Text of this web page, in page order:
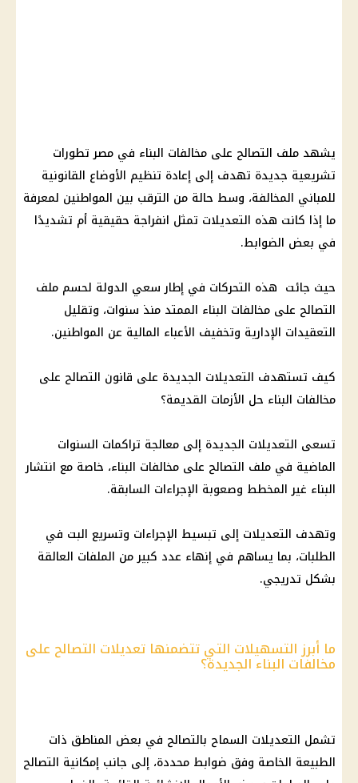
يشهد ملف التصالح على مخالفات البناء في مصر تطورات
تشريعية جديدة تهدف إلى إعادة تنظيم الأوضاع القانونية
للمباني المخالفة، وسط حالة من الترقب بين المواطنين لمعرفة
ما إذا كانت هذه التعديلات تمثل انفراجة حقيقية أم تشديدًا
في بعض الضوابط.
حيث جائت هذه التحركات في إطار سعي الدولة لحسم ملف
التصالح على مخالفات البناء الممتد منذ سنوات، وتقليل
التعقيدات الإدارية وتخفيف الأعباء المالية عن المواطنين.
كيف تستهدف التعديلات الجديدة على قانون التصالح على
مخالفات البناء حل الأزمات القديمة؟
تسعى التعديلات الجديدة إلى معالجة تراكمات السنوات
الماضية في ملف التصالح على مخالفات البناء، خاصة مع انتشار
البناء غير المخطط وصعوبة الإجراءات السابقة.
وتهدف التعديلات إلى تبسيط الإجراءات وتسريع البت في
الطلبات، بما يساهم في إنهاء عدد كبير من الملفات العالقة
بشكل تدريجي.
ما أبرز التسهيلات التي تتضمنها تعديلات التصالح على
مخالفات البناء الجديدة؟
تشمل التعديلات السماح بالتصالح في بعض المناطق ذات
الطبيعة الخاصة وفق ضوابط محددة، إلى جانب إمكانية التصالح